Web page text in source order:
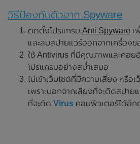
วิธีป้องกันตัวจาก Spyware
ติดตั้งโปรแกรม Anti Spyware เ
และลบสปายแวร์ออกจากเครื่องข
ใช้ Antivirus ที่มีคุณภาพและคอย
โปรแกรมอย่างสม่ำเสมอ
ไม่เข้าเว็บไซต์ที่มีความเสี่ยง หรือเ
เพราะนอกจากเสี่ยงที่จะติดสปาย
ที่จะติด Virus คอมพิวเตอร์ได้อีก